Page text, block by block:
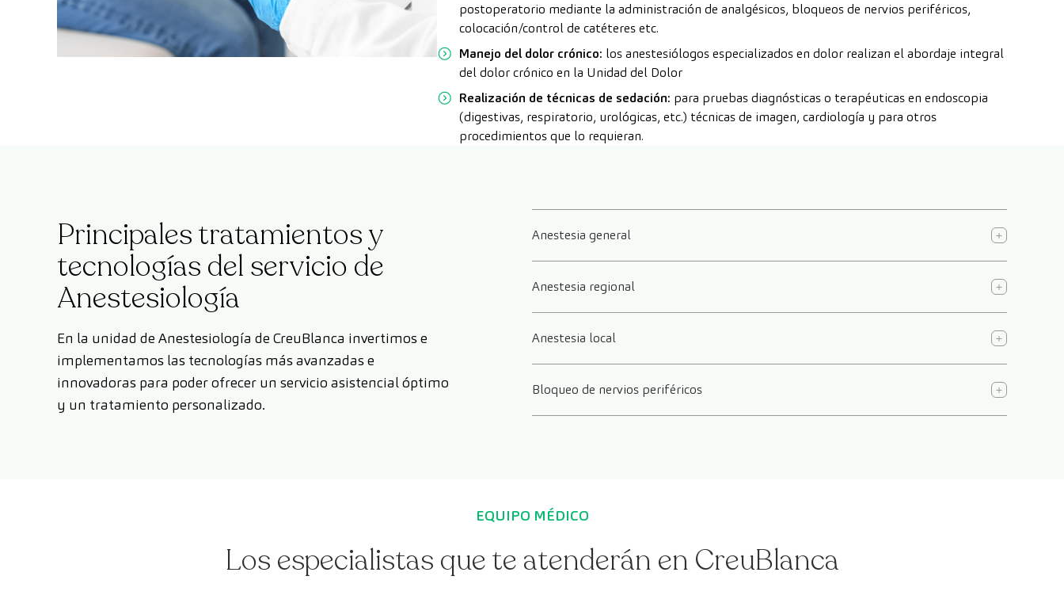
postoperatorio mediante la administración de analgésicos, bloqueos de nervios periféricos,
colocación/control de catéteres etc.
Manejo del dolor crónico: los anestesiólogos especializados en dolor realizan el abordaje integral
del dolor crónico en la Unidad del Dolor
Realización de técnicas de sedación: para pruebas diagnósticas o terapéuticas en endoscopia
(digestivas, respiratorio, urológicas, etc.) técnicas de imagen, cardiología y para otros
procedimientos que lo requieran.
Principales tratamientos y
tecnologías del servicio de
Anestesiología
En la unidad de Anestesiología de CreuBlanca invertimos e
implementamos las tecnologías más avanzadas e
innovadoras para poder ofrecer un servicio asistencial óptimo
y un tratamiento personalizado.
Anestesia general
Anestesia regional
Anestesia local
Bloqueo de nervios periféricos
EQUIPO MÉDICO
Los especialistas que te atenderán en CreuBlanca